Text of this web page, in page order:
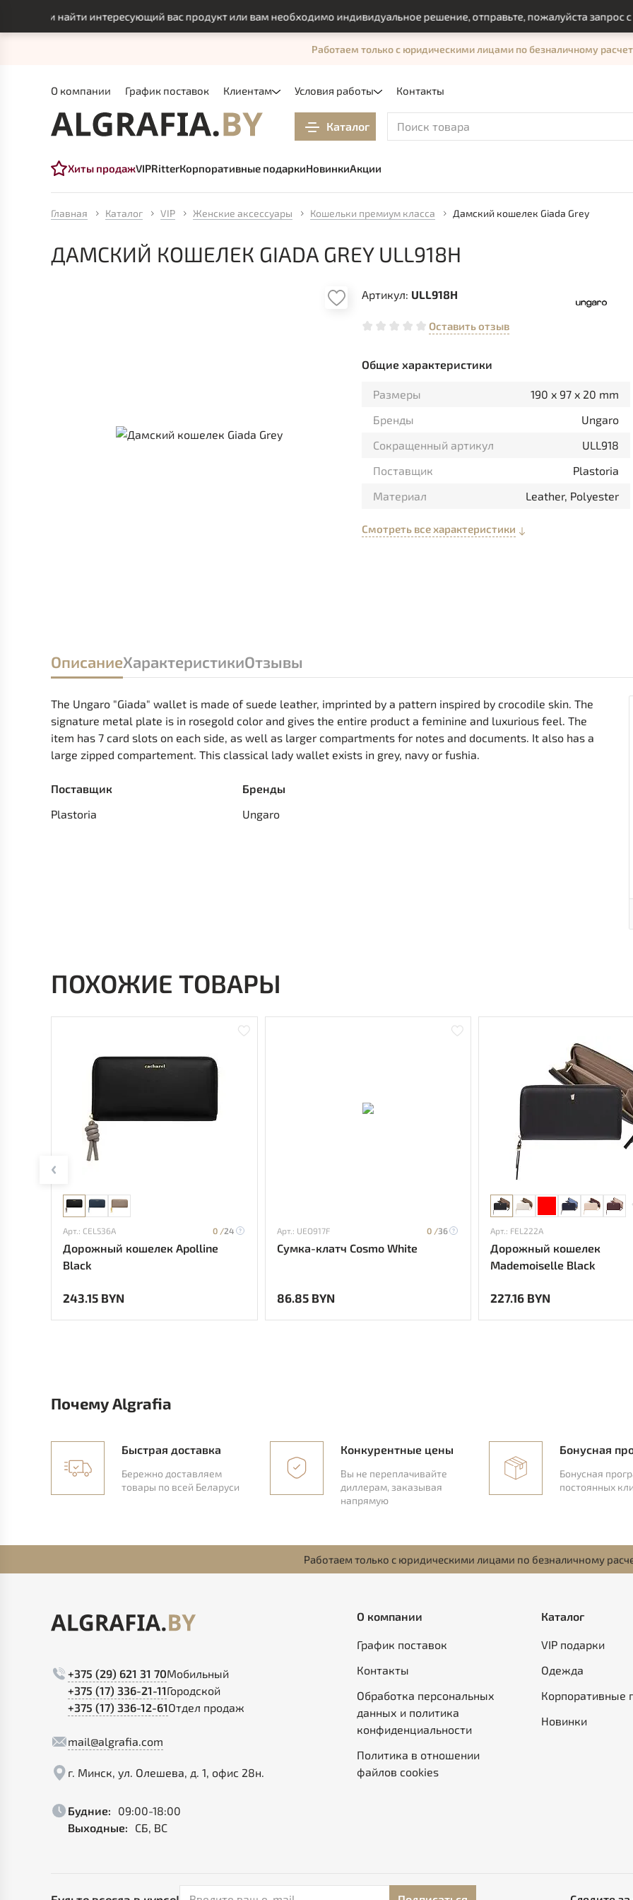
найти интересующий вас продукт или вам необходимо индивидуальное решение, отправьте, пожалуйста запрос с
О компании График поставок Клиентам Условия работы Контакты
Работаем только с юридическими лицами по безналичному
Каталог
Хиты продажVIPRitterКорпоративные подаркиНовинкиАкции
Главная Каталог VIP Женские аксессуары Кошельки премиум класса Дамский кошелек Giada Grey
ДАМСКИЙ КОШЕЛЕК GIADA GREY ULL918H
Артикул: ULL918H
Оставить отзыв
Общие характеристики
Размеры
190 x 97 x 20 mm
Бренды
Ungaro
Сокращенный артикул
ULL918
Поставщик
Plastoria
Материал
Leather, Polyester
Смотреть все характеристики
ОписаниеХарактеристикиОтзывы
The Ungaro "Giada" wallet is made of suede leather, imprinted by a pattern inspired by crocodile skin. The
signature metal plate is in rosegold color and gives the entire product a feminine and luxurious feel. The
item has 7 card slots on each side, as well as larger compartments for notes and documents. It also has a
large zipped compartement. This classical lady wallet exists in grey, navy or fushia.
Поставщик
Plastoria
Бренды
Ungaro
ПОХОЖИЕ ТОВАРЫ
Арт.: CEL536A 0 /24
Дорожный кошелек Apolline
Black
243.15 BYN
Арт.: UEO917F 0 /36
Сумка-клатч Cosmo White
86.85 BYN
Арт.: FEL222A
Дорожный кошелек
Mademoiselle Black
227.16 BYN
Почему Algrafia
Быстрая доставка
Бережно доставляем
товары по всей Беларуси
Конкурентные цены
Вы не переплачивайте
диллерам, заказывая
напрямую
Бонусная
Бонусная
постоянных
Работаем только с юридическими лицами по безналичному
+375 (29) 621 31 70Мобильный
+375 (17) 336-21-11Городской
+375 (17) 336-12-61Отдел продаж
mail@algrafia.com
г. Минск, ул. Олешева, д. 1, офис 28н.
Будние:
09:00-18:00
Выходные:
СБ, ВС
О компании
График поставок
Контакты
Обработка персональных
данных и политика
конфиденциальности
Политика в отношении
файлов cookies
Каталог
VIP подарки
Одежда
Корпоративные
Новинки